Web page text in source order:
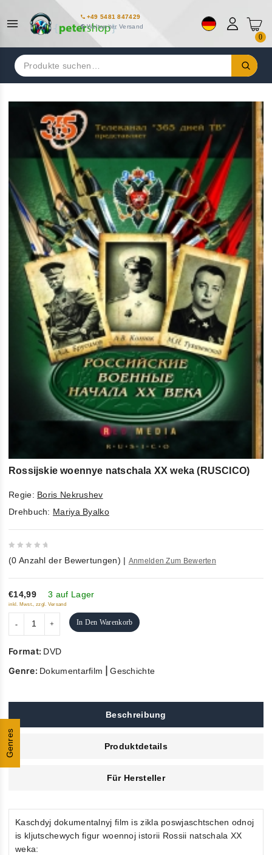
+49 5481 847429
Weltweiter Versand
0
Suchen
nach:
Genres
Rossijskie woennye natschala XX weka (RUSCICO)
Regie: Boris Nekrushev
Drehbuch: Mariya Byalko
out
of
5
(0 Anzahl der Bewertungen) | Anmelden Zum Bewerten
€14,99 3 auf Lager
inkl. Mwst., zzgl. Versand
In Den Warenkorb
Format: DVD
Genre: Dokumentarfilm |Geschichte
Beschreibung
Produktdetails
Für Hersteller
Kaschdyj dokumentalnyj film is zikla poswjaschtschen odnoj
is kljutschewych figur woennoj istorii Rossii natschala XX
weka: